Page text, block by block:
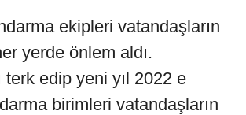
ekipleri vatandaşların
yerde önlem aldı.
terk edip yeni yıl 2022 e
birimleri vatandaşların